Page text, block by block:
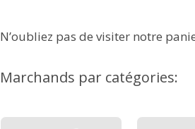
N’oubliez pas de visiter notre
Marchands par catégories: